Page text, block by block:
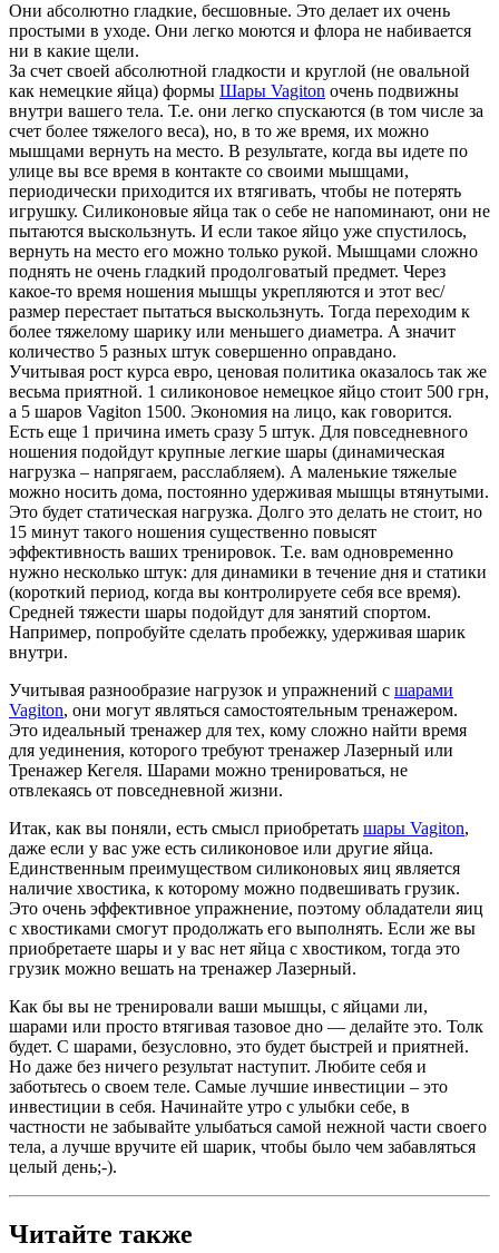
Они абсолютно гладкие, бесшовные. Это делает их очень
простыми в уходе. Они легко моются и флора не набивается
ни в какие щели.
За счет своей абсолютной гладкости и круглой (не овальной
как немецкие яйца) формы Шары Vagiton очень подвижны
внутри вашего тела. Т.е. они легко спускаются (в том числе за
счет более тяжелого веса), но, в то же время, их можно
мышцами вернуть на место. В результате, когда вы идете по
улице вы все время в контакте со своими мышцами,
периодически приходится их втягивать, чтобы не потерять
игрушку. Силиконовые яйца так о себе не напоминают, они не
пытаются выскользнуть. И если такое яйцо уже спустилось,
вернуть на место его можно только рукой. Мышцами сложно
поднять не очень гладкий продолговатый предмет. Через
какое-то время ношения мышцы укрепляются и этот вес/
размер перестает пытаться выскользнуть. Тогда переходим к
более тяжелому шарику или меньшего диаметра. А значит
количество 5 разных штук совершенно оправдано.
Учитывая рост курса евро, ценовая политика оказалось так же
весьма приятной. 1 силиконовое немецкое яйцо стоит 500 грн,
а 5 шаров Vagiton 1500. Экономия на лицо, как говорится.
Есть еще 1 причина иметь сразу 5 штук. Для повседневного
ношения подойдут крупные легкие шары (динамическая
нагрузка – напрягаем, расслабляем). А маленькие тяжелые
можно носить дома, постоянно удерживая мышцы втянутыми.
Это будет статическая нагрузка. Долго это делать не стоит, но
15 минут такого ношения существенно повысят
эффективность ваших тренировок. Т.е. вам одновременно
нужно несколько штук: для динамики в течение дня и статики
(короткий период, когда вы контролируете себя все время).
Средней тяжести шары подойдут для занятий спортом.
Например, попробуйте сделать пробежку, удерживая шарик
внутри.
Учитывая разнообразие нагрузок и упражнений с шарами
Vagiton, они могут являться самостоятельным тренажером.
Это идеальный тренажер для тех, кому сложно найти время
для уединения, которого требуют тренажер Лазерный или
Тренажер Кегеля. Шарами можно тренироваться, не
отвлекаясь от повседневной жизни.
Итак, как вы поняли, есть смысл приобретать шары Vagiton,
даже если у вас уже есть силиконовое или другие яйца.
Единственным преимуществом силиконовых яиц является
наличие хвостика, к которому можно подвешивать грузик.
Это очень эффективное упражнение, поэтому обладатели яиц
с хвостиками смогут продолжать его выполнять. Если же вы
приобретаете шары и у вас нет яйца с хвостиком, тогда это
грузик можно вешать на тренажер Лазерный.
Как бы вы не тренировали ваши мышцы, с яйцами ли,
шарами или просто втягивая тазовое дно — делайте это. Толк
будет. С шарами, безусловно, это будет быстрей и приятней.
Но даже без ничего результат наступит. Любите себя и
заботьтесь о своем теле. Самые лучшие инвестиции – это
инвестиции в себя. Начинайте утро с улыбки себе, в
частности не забывайте улыбаться самой нежной части своего
тела, а лучше вручите ей шарик, чтобы было чем забавляться
целый день;-).
Читайте также